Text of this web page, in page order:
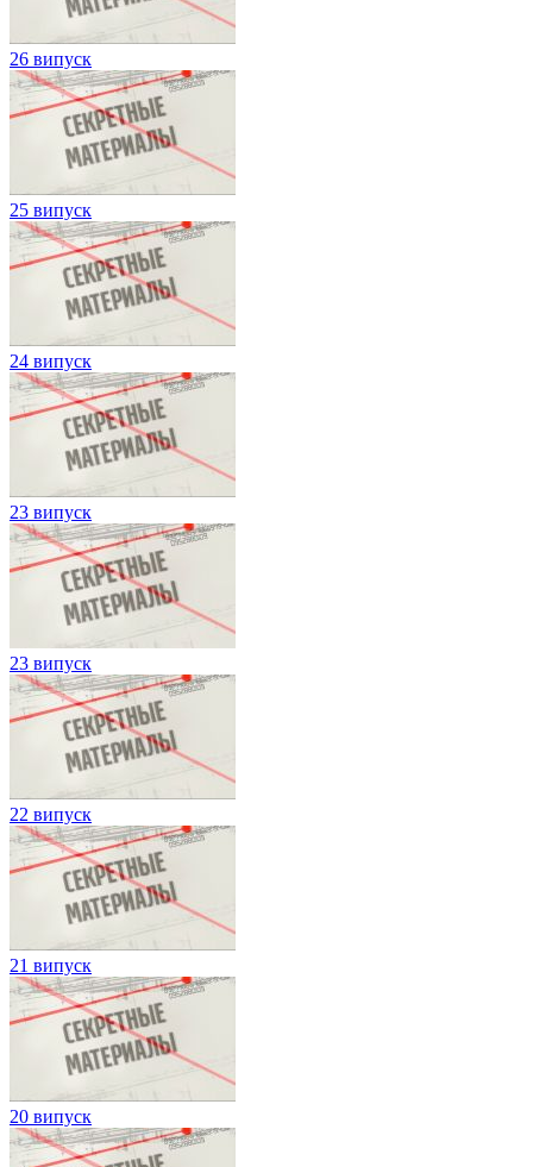
26 випуск
25 випуск
24 випуск
23 випуск
23 випуск
22 випуск
21 випуск
20 випуск